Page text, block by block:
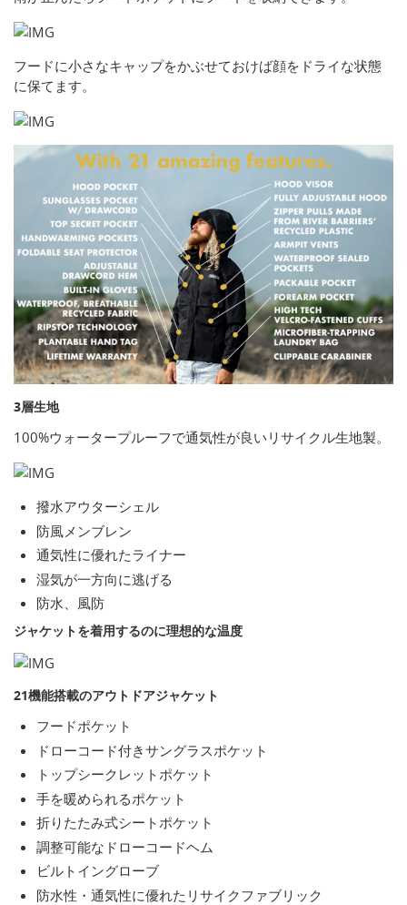
フードに小さなキャップをかぶせておけば顔をドライな状態
に保てます。
3層生地
100%ウォータープルーフで通気性が良いリサイクル生地製。
撥水アウターシェル
防風メンブレン
通気性に優れたライナー
湿気が一方向に逃げる
防水、風防
ジャケットを着用するのに理想的な温度
21機能搭載のアウトドアジャケット
フードポケット
ドローコード付きサングラスポケット
トップシークレットポケット
手を暖められるポケット
折りたたみ式シートポケット
調整可能なドローコードヘム
ビルトイングローブ
防水性・通気性に優れたリサイクファブリック